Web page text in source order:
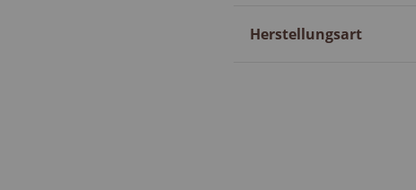
Herstellungsart